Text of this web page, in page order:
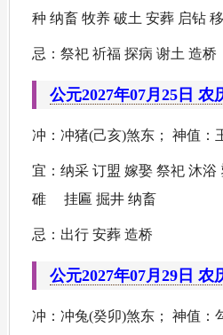
种 纳畜 牧养 破土 安葬 启钻
忌：祭祀 祈福 探病 谢土 造桥
公元2027年07月25日 农
冲：冲猪(己亥)煞东； 神值：
宜：纳采 订盟 嫁娶 祭祀 沐
碓 挂匾 掘井 纳畜
忌：出行 安葬 造桥
公元2027年07月29日 农
冲：冲兔(癸卯)煞东； 神值：